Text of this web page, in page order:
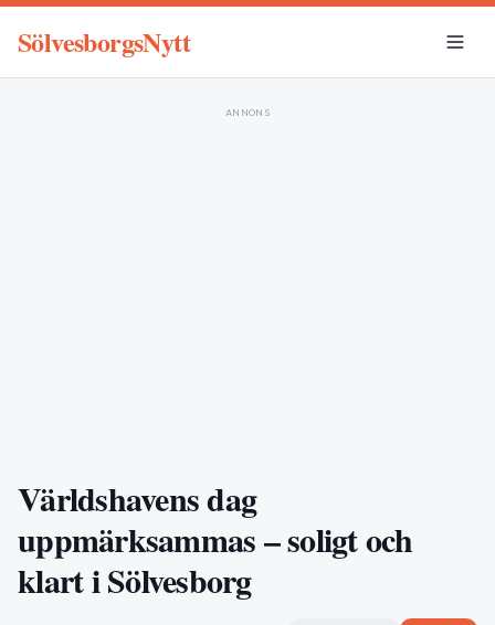
SölvesborgsNytt
ANNONS
Världshavens dag
uppmärksammas – soligt och
klart i Sölvesborg